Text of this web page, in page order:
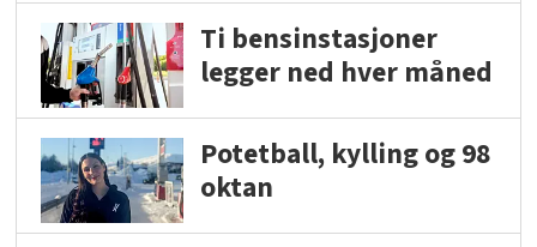
Ti bensinstasjoner
legger ned hver måned
Potetball, kylling og 98
oktan